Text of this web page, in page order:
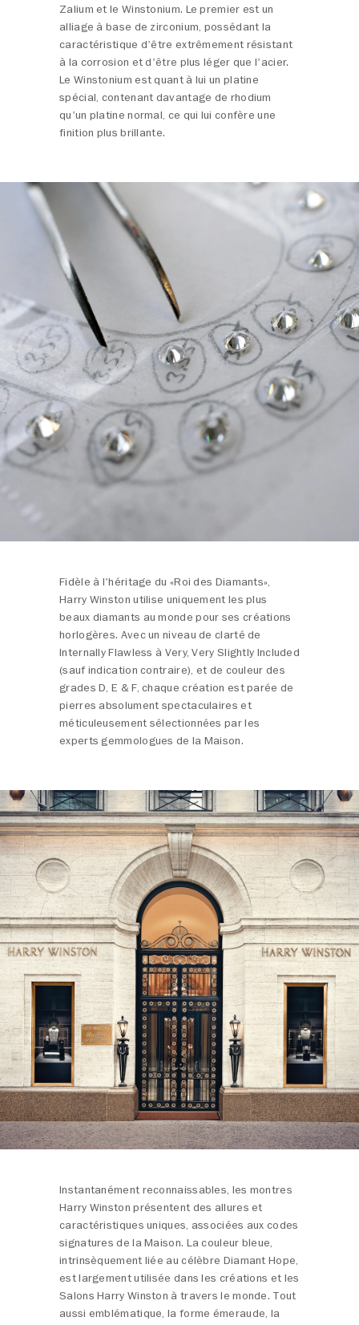
Zalium et le Winstonium. Le premier est un
alliage à base de zirconium, possédant la
caractéristique d'être extrêmement résistant
à la corrosion et d'être plus léger que l'acier.
Le Winstonium est quant à lui un platine
spécial, contenant davantage de rhodium
qu'un platine normal, ce qui lui confère une
finition plus brillante.
Fidèle à l'héritage du «Roi des Diamants»,
Harry Winston utilise uniquement les plus
beaux diamants au monde pour ses créations
horlogères. Avec un niveau de clarté de
Internally Flawless à Very, Very Slightly Included
(sauf indication contraire), et de couleur des
grades D, E & F, chaque création est parée de
pierres absolument spectaculaires et
méticuleusement sélectionnées par les
experts gemmologues de la Maison.
Instantanément reconnaissables, les montres
Harry Winston présentent des allures et
caractéristiques uniques, associées aux codes
signatures de la Maison. La couleur bleue,
intrinsèquement liée au célèbre Diamant Hope,
est largement utilisée dans les créations et les
Salons Harry Winston à travers le monde. Tout
aussi emblématique, la forme émeraude, la